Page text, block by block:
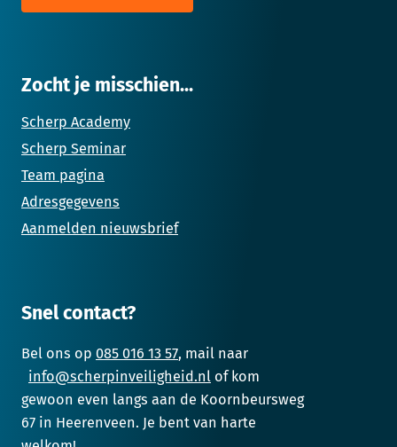
Zocht je misschien...
Scherp Academy
Scherp Seminar
Team pagina
Adresgegevens
Aanmelden nieuwsbrief
Snel contact?
Bel ons op 085 016 13 57, mail naar
info@scherpinveiligheid.nl of kom
gewoon even langs aan de Koornbeursweg
67 in Heerenveen. Je bent van harte